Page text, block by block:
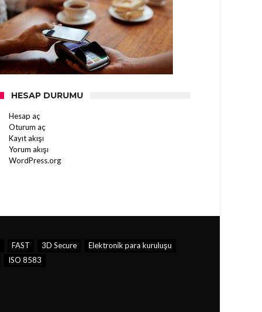
HESAP DURUMU
Hesap aç
Oturum aç
Kayıt akışı
Yorum akışı
WordPress.org
FAST 3D Secure
Elektronik para kuruluşu
ISO 8583